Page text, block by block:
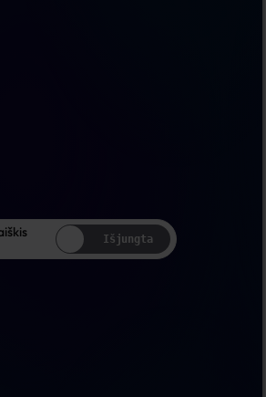
Išjungta